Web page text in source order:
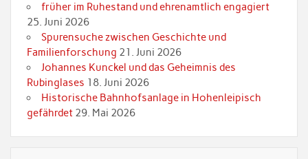
früher im Ruhestand und ehrenamtlich engagiert
25. Juni 2026
Spurensuche zwischen Geschichte und
Familienforschung 21. Juni 2026
Johannes Kunckel und das Geheimnis des
Rubinglases 18. Juni 2026
Historische Bahnhofsanlage in Hohenleipisch
gefährdet 29. Mai 2026